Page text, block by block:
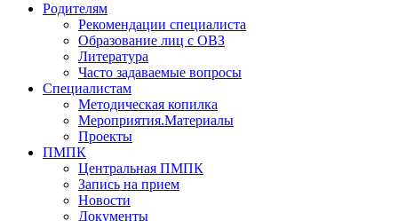
Родителям
Рекомендации специалиста
Образование лиц с ОВЗ
Литература
Часто задаваемые вопросы
Специалистам
Методическая копилка
Мероприятия.Материалы
Проекты
ПМПК
Центральная ПМПК
Запись на прием
Новости
Документы